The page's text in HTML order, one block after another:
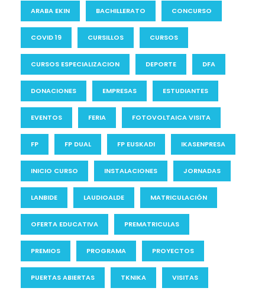
ARABA EKIN BACHILLERATO CONCURSO
COVID 19 CURSILLOS CURSOS
CURSOS ESPECIALIZACION DEPORTE DFA
DONACIONES EMPRESAS ESTUDIANTES
EVENTOS FERIA FOTOVOLTAICA VISITA
FP FP DUAL FP EUSKADI IKASENPRESA
INICIO CURSO INSTALACIONES JORNADAS
LANBIDE LAUDIOALDE MATRICULACIÓN
OFERTA EDUCATIVA PREMATRICULAS
PREMIOS PROGRAMA PROYECTOS
PUERTAS ABIERTAS TKNIKA VISITAS